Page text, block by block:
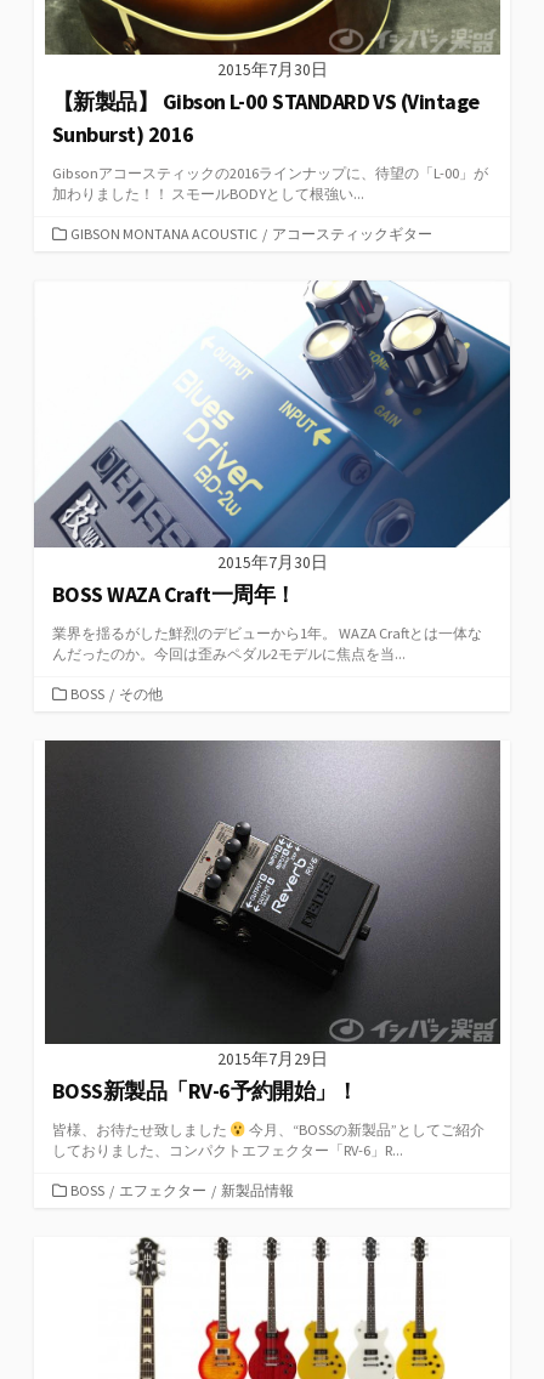
2015年7月30日
【新製品】 Gibson L-00 STANDARD VS (Vintage
Sunburst) 2016
Gibsonアコースティックの2016ラインナップに、待望の「L-00」が
加わりました！！ スモールBODYとして根強い...
カGIBSON MONTANA ACOUSTIC / アコースティックギター
2015年7月30日
BOSS WAZA Craft一周年！
業界を揺るがした鮮烈のデビューから1年。 WAZA Craftとは一体な
んだったのか。今回は歪みペダル2モデルに焦点を当...
カ
ゴ
BOSS / その他
2015年7月29日
BOSS新製品「RV-6予約開始」！
皆様、お待たせ致しました
今月、“BOSSの新製品”としてご紹介
しておりました、コンパクトエフェクター「RV-6」R...
カBOSS / エフェクター / 新製品情報